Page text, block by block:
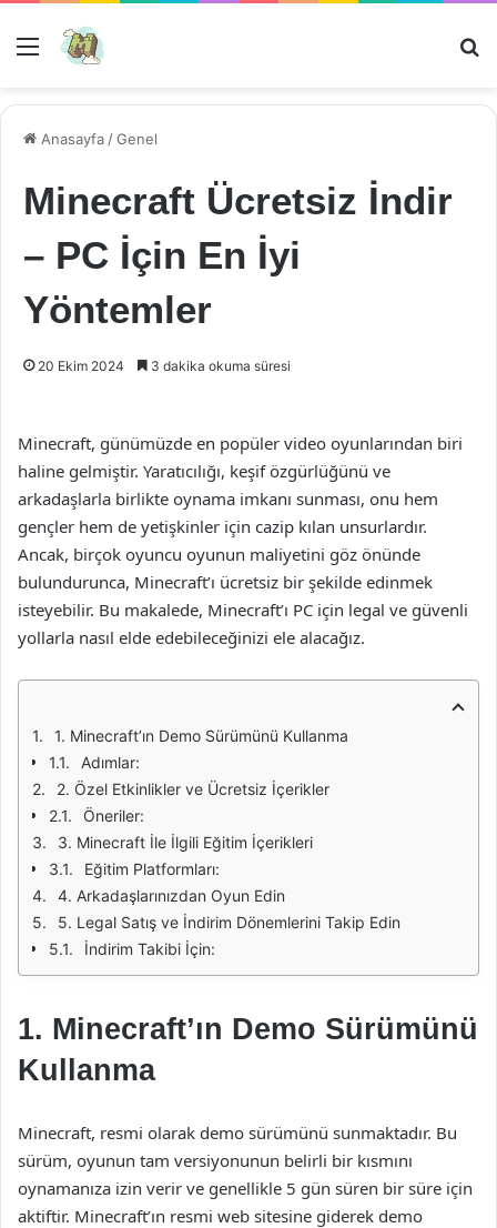
Menü
Anasayfa /Genel
Minecraft Ücretsiz İndir
– PC İçin En İyi
Yöntemler
20 Ekim 2024 3 dakika okuma süresi
Minecraft, günümüzde en popüler video oyunlarından biri
haline gelmiştir. Yaratıcılığı, keşif özgürlüğünü ve
arkadaşlarla birlikte oynama imkanı sunması, onu hem
gençler hem de yetişkinler için cazip kılan unsurlardır.
Ancak, birçok oyuncu oyunun maliyetini göz önünde
bulundurunca, Minecraft’ı ücretsiz bir şekilde edinmek
isteyebilir. Bu makalede, Minecraft’ı PC için legal ve güvenli
yollarla nasıl elde edebileceğinizi ele alacağız.
1. Minecraft’ın Demo Sürümünü Kullanma
Adımlar:
2. Özel Etkinlikler ve Ücretsiz İçerikler
Öneriler:
3. Minecraft İle İlgili Eğitim İçerikleri
Eğitim Platformları:
4. Arkadaşlarınızdan Oyun Edin
5. Legal Satış ve İndirim Dönemlerini Takip Edin
İndirim Takibi İçin:
1. Minecraft’ın Demo Sürümünü
Kullanma
Minecraft, resmi olarak demo sürümünü sunmaktadır. Bu
sürüm, oyunun tam versiyonunun belirli bir kısmını
oynamanıza izin verir ve genellikle 5 gün süren bir süre için
aktiftir. Minecraft’ın resmi web sitesine giderek demo